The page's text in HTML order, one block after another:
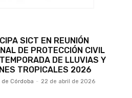
SICT EN REUNIÓN
DE PROTECCIÓN CIVIL
DE LLUVIAS Y
TROPICALES 2026
de Córdoba - 22 de abril de 2026